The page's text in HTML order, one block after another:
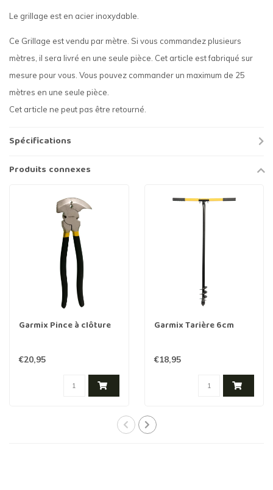
Le grillage est en acier inoxydable.
Ce Grillage est vendu par mètre. Si vous commandez plusieurs
mètres, il sera livré en une seule pièce. Cet article est fabriqué sur
mesure pour vous. Vous pouvez commander un maximum de 25
mètres en une seule pièce.
Cet article ne peut pas être retourné.
Spécifications
Produits connexes
Garmix Pince à clôture
€20,95
Garmix Tarière 6cm
€18,95